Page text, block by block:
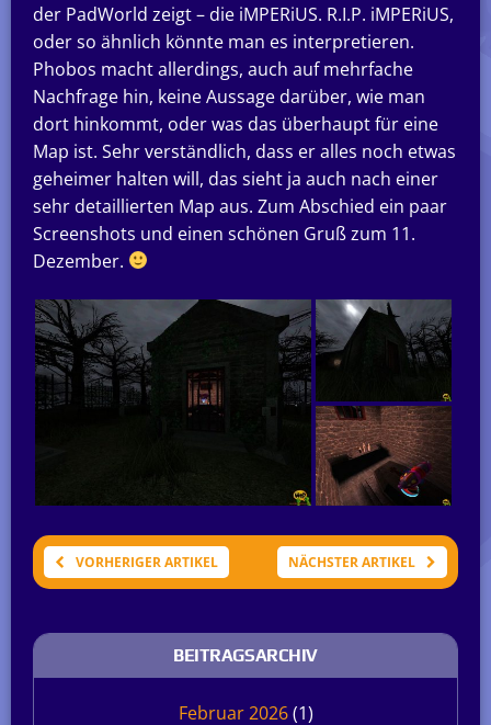
der PadWorld zeigt – die iMPERiUS. R.I.P. iMPERiUS,
oder so ähnlich könnte man es interpretieren.
Phobos macht allerdings, auch auf mehrfache
Nachfrage hin, keine Aussage darüber, wie man
dort hinkommt, oder was das überhaupt für eine
Map ist. Sehr verständlich, dass er alles noch etwas
geheimer halten will, das sieht ja auch nach einer
sehr detaillierten Map aus. Zum Abschied ein paar
Screenshots und einen schönen Gruß zum 11.
Dezember.
VORHERIGER ARTIKEL NÄCHSTER ARTIKEL
BEITRAGSARCHIV
Februar 2026(1)